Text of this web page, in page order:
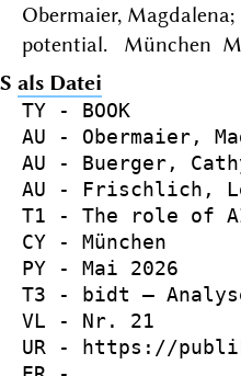
Obermaier,
potential. München
als Datei
TY - BOOK
AU - Obermaier,
AU - Buerger,
AU - Frischlich,
T1 - The role of
CY - München
PY - Mai 2026
T3 - bidt –
VL - Nr. 21
UR - https://